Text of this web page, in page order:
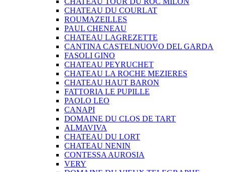
CHATEAU DU COURLAT
ROUMAZEILLES
PAUL CHENEAU
CHATEAU LAGREZETTE
CANTINA CASTELNUOVO DEL GARDA
FASOLI GINO
CHATEAU PEYRUCHET
CHATEAU LA ROCHE MEZIERES
CHATEAU HAUT BARON
FATTORIA LE PUPILLE
PAOLO LEO
CANAPI
DOMAINE DU CLOS DE TART
ALMAVIVA
CHATEAU DU LORT
CHATEAU NENIN
CONTESSA AUROSIA
VERY